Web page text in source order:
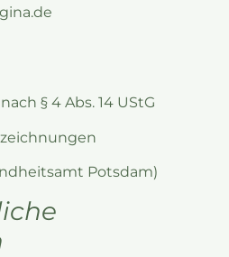
§ 4 Abs. 14 UStG
Potsdam)